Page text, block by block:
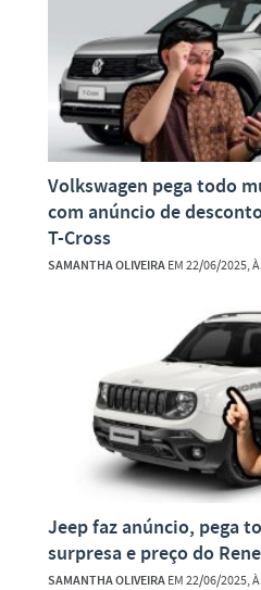
Volkswagen pega todo
com anúncio de
T-Cross
SAMANTHA OLIVEIRAEM 22/06/2025,
Jeep faz anúncio, pega
surpresa e preço do
SAMANTHA OLIVEIRAEM 22/06/2025,